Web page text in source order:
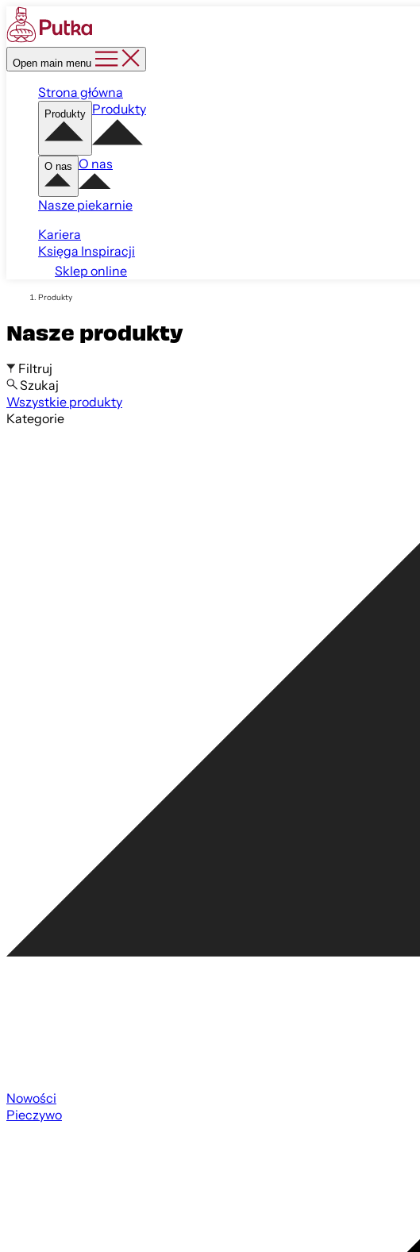
Open main menu
Strona główna
Produkty Produkty
O nas O nas
Nasze piekarnie
Kariera
Księga Inspiracji
Sklep online
Produkty
Nasze produkty
Filtruj
Szukaj
Wszystkie produkty
Szukaj po nazwie produktu
Kategorie
Nowości
Pieczywo